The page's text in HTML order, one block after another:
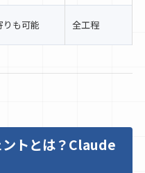
りも可能 全工程
トとは？Claude